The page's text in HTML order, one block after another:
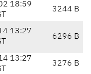
18:59
3244 B
13:27
6296 B
13:27
3276 B